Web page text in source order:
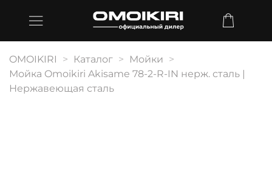
OMOIKIRI Каталог
Мойки
Мойка Omoikiri Akisame 78-2-R-IN нерж. сталь |
Нержавеющая сталь